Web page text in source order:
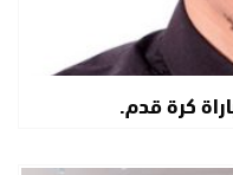
كرة قدم.